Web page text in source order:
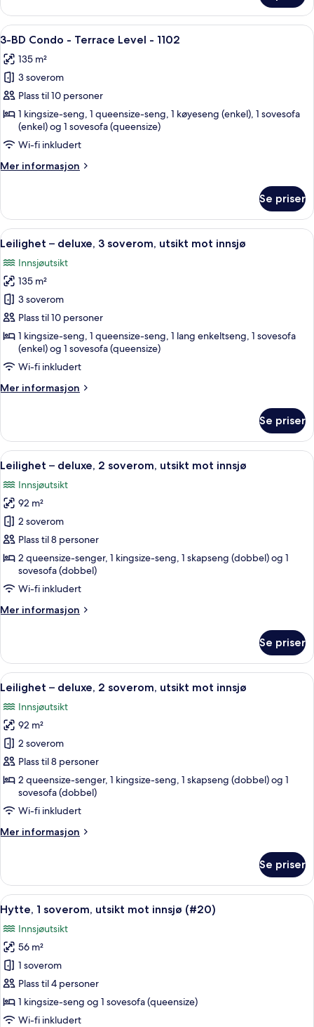
–
deluxe,
2
ved
innsjø
Åpne
alle
bildene
av
3-
BD
Condo
-
Terrace
1102
3-BD Condo - Terrace Level - 1102
26
3-BD Condo - Terrace Level - 1102
135 m²
3 soverom
Plass til 10 personer
1 kingsize-seng, 1 queensize-seng, 1 køyeseng (enkel), 1 sovesofa
(enkel) og 1 sovesofa (queensize)
Wi-fi inkludert
Mer informasjon
Mer
BD
Condo
-
Terrace
Level
1102
Se priser
Åpne
alle
bildene
av
Leilighet
–
deluxe,
soverom,
utsikt
mot
Leilighet – deluxe, 3 soverom,
26
Leilighet – deluxe, 3 soverom, utsikt mot innsjø
Innsjøutsikt
135 m²
3 soverom
Plass til 10 personer
1 kingsize-seng, 1 queensize-seng, 1 lang enkeltseng, 1 sovesofa
(enkel) og 1 sovesofa (queensize)
Wi-fi inkludert
Mer informasjon
Mer
–
deluxe,
3
soverom,
utsikt
mot
innsjø
Se priser
Åpne
alle
bildene
av
Leilighet
–
deluxe,
soverom,
utsikt
mot
En 30-tommers smart-TV med kabel-
25
Leilighet – deluxe, 2 soverom, utsikt mot innsjø
Innsjøutsikt
92 m²
2 soverom
Plass til 8 personer
2 queensize-senger, 1 kingsize-seng, 1 skapseng (dobbel) og 1
sovesofa (dobbel)
Wi-fi inkludert
Mer informasjon
Mer
–
deluxe,
2
soverom,
utsikt
mot
innsjø
Se priser
Åpne
alle
bildene
av
Leilighet
–
deluxe,
soverom,
utsikt
mot
En 30-tommers smart-TV med kabel-
24
Leilighet – deluxe, 2 soverom, utsikt mot innsjø
Innsjøutsikt
92 m²
2 soverom
Plass til 8 personer
2 queensize-senger, 1 kingsize-seng, 1 skapseng (dobbel) og 1
sovesofa (dobbel)
Wi-fi inkludert
Mer informasjon
Mer
–
deluxe,
2
soverom,
utsikt
mot
innsjø
Se priser
Åpne
alle
bildene
av
Hytte,
1
soverom,
utsikt
Hytte, 1 soverom, utsikt mot innsjø
6
Hytte, 1 soverom, utsikt mot innsjø (#20)
Innsjøutsikt
56 m²
1 soverom
Plass til 4 personer
1 kingsize-seng og 1 sovesofa (queensize)
Wi-fi inkludert